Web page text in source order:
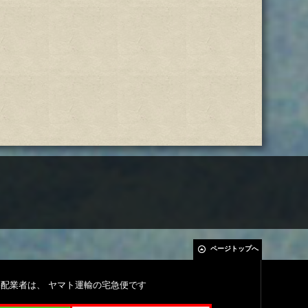
ページトップへ
業者は、 ヤマト運輸の宅急便です